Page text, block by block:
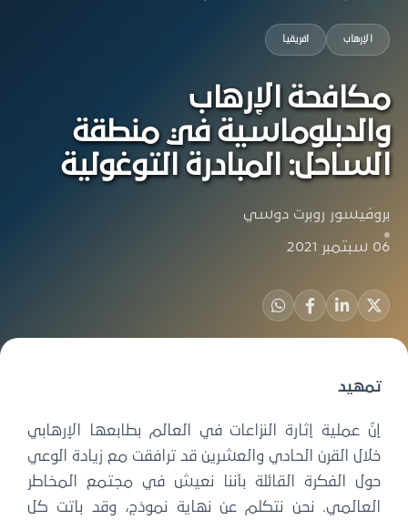
الإرهاب أفريقيا
مكافحة الإرهاب
والدبلوماسية في منطقة
الساحل: المبادرة التوغولية
بروفيسور روبرت دوسي
06 سبتمبر 2021
تمهيد
إنّ عملية إثارة النزاعات في العالم بطابعها الإرهابي
خلال القرن الحادي والعشرين قد ترافقت مع زيادة الوعي
حول الفكرة القائلة بأننا نعيش في مجتمع المخاطر
العالمي. نحن نتكلم عن نهاية نموذج، وقد باتت كل